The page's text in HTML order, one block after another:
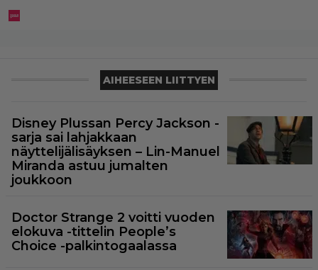
AIHEESEEN LIITTYEN
Disney Plussan Percy Jackson -
sarja sai lahjakkaan
näyttelijälisäyksen – Lin-Manuel
Miranda astuu jumalten
joukkoon
Doctor Strange 2 voitti vuoden
elokuva -tittelin People’s
Choice -palkintogaalassa